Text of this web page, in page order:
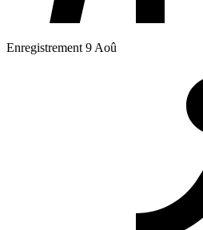
Enregistrement 9 Aoû